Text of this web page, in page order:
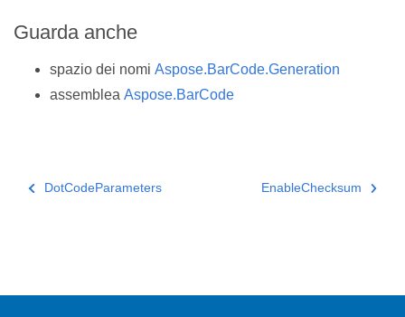
Guarda anche
spazio dei nomi Aspose.BarCode.Generation
assemblea Aspose.BarCode
DotCodeParameters EnableChecksum